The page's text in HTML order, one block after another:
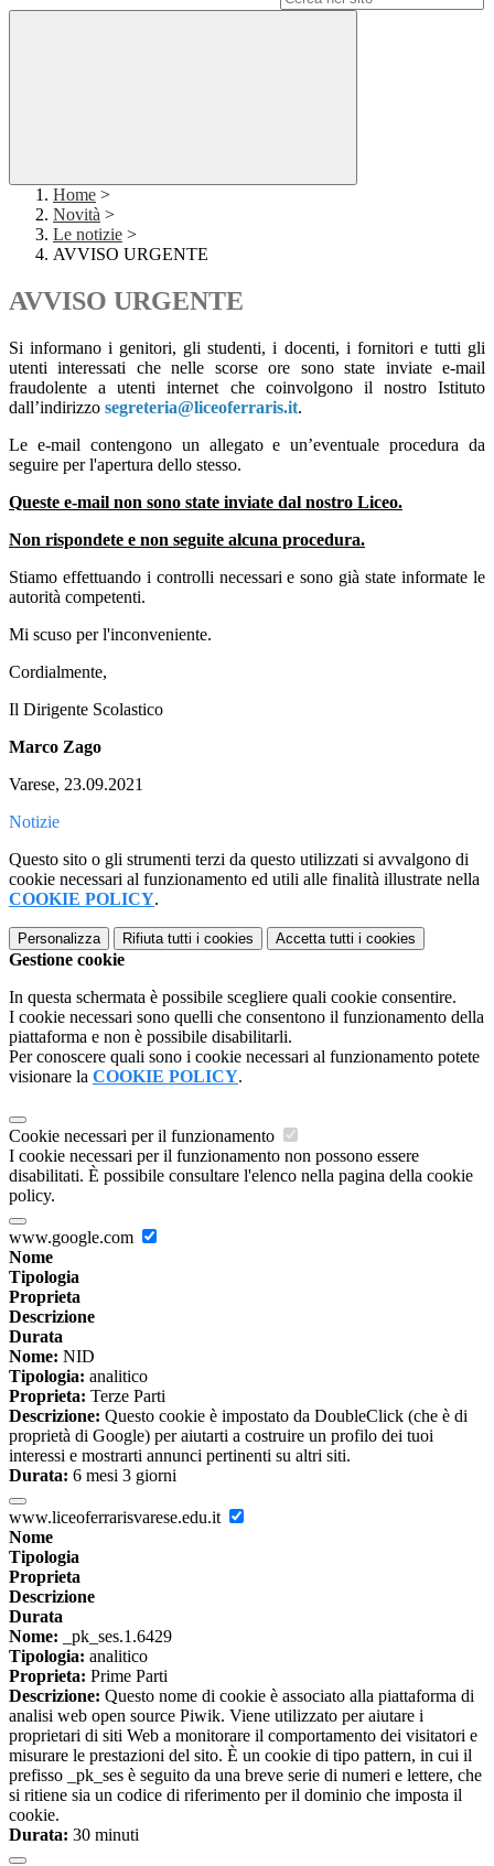
Home >
Novità >
Le notizie >
AVVISO URGENTE
AVVISO URGENTE
Si informano i genitori, gli studenti, i docenti, i fornitori e tutti gli
utenti interessati che nelle scorse ore sono state inviate e-mail
fraudolente a utenti internet che coinvolgono il nostro Istituto
dall’indirizzo segreteria@liceoferraris.it.
Le e-mail contengono un allegato e un’eventuale procedura da
seguire per l'apertura dello stesso.
Queste e-mail non sono state inviate dal nostro Liceo.
Non rispondete e non seguite alcuna procedura.
Stiamo effettuando i controlli necessari e sono già state informate le
autorità competenti.
Mi scuso per l'inconveniente.
Cordialmente,
Il Dirigente Scolastico
Marco Zago
Varese, 23.09.2021
Notizie
Questo sito o gli strumenti terzi da questo utilizzati si avvalgono di
cookie necessari al funzionamento ed utili alle finalità illustrate nella
COOKIE POLICY.
Personalizza Rifiuta tutti i cookies Accetta tutti i cookies
Gestione cookie
In questa schermata è possibile scegliere quali cookie consentire.
I cookie necessari sono quelli che consentono il funzionamento della
piattaforma e non è possibile disabilitarli.
Per conoscere quali sono i cookie necessari al funzionamento potete
visionare la COOKIE POLICY.
Cookie necessari per il funzionamento
I cookie necessari per il funzionamento non possono essere
disabilitati. È possibile consultare l'elenco nella pagina della cookie
policy.
www.google.com
Nome
Tipologia
Proprieta
Descrizione
Durata
Nome: NID
Tipologia: analitico
Proprieta: Terze Parti
Descrizione: Questo cookie è impostato da DoubleClick (che è di
proprietà di Google) per aiutarti a costruire un profilo dei tuoi
interessi e mostrarti annunci pertinenti su altri siti.
Durata: 6 mesi 3 giorni
www.liceoferrarisvarese.edu.it
Nome
Tipologia
Proprieta
Descrizione
Durata
Nome: _pk_ses.1.6429
Tipologia: analitico
Proprieta: Prime Parti
Descrizione: Questo nome di cookie è associato alla piattaforma di
analisi web open source Piwik. Viene utilizzato per aiutare i
proprietari di siti Web a monitorare il comportamento dei visitatori e
misurare le prestazioni del sito. È un cookie di tipo pattern, in cui il
prefisso _pk_ses è seguito da una breve serie di numeri e lettere, che
si ritiene sia un codice di riferimento per il dominio che imposta il
cookie.
Durata: 30 minuti